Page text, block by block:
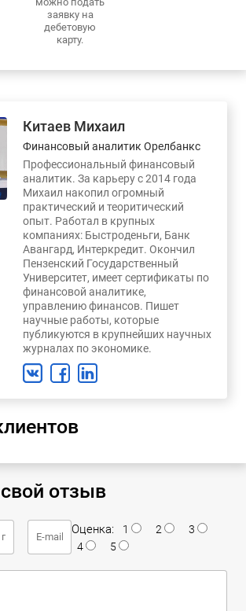
заявку на
дебетовую
карту.
Китаев Михаил
Финансовый аналитик Орелбанкс
Профессиональный финансовый
аналитик. За карьеру с 2014 года
Михаил накопил огромный
практический и теоритический
опыт. Работал в крупных
компаниях: Быстроденьги, Банк
Авангард, Интеркредит. Окончил
Пензенский Государственный
Университет, имеет сертификаты по
финансовой аналитике,
управлению финансов. Пишет
научные работы, которые
публикуются в крупнейших научных
журналах по экономике.
отзыв
Оценка: 1 2
3
4
5